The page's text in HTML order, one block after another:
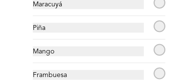
$10.500
Crema chimichurri
Maracuyá
Piña
Mango
Frambuesa